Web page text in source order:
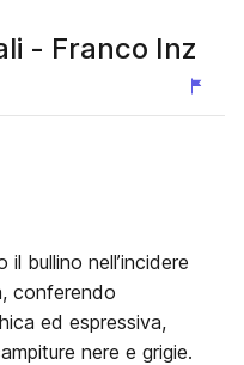
- Franco Inz
bullino nell’incidere
conferendo
ed espressiva,
nere e grigie.